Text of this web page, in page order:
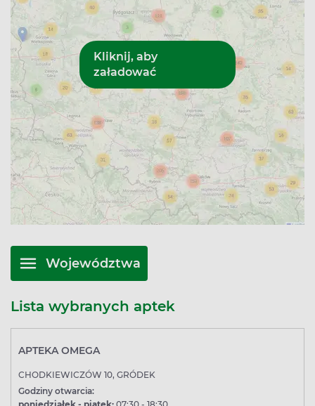
Województwa
Lista wybranych aptek
APTEKA OMEGA
CHODKIEWICZÓW 10, GRÓDEK
Godziny otwarcia: